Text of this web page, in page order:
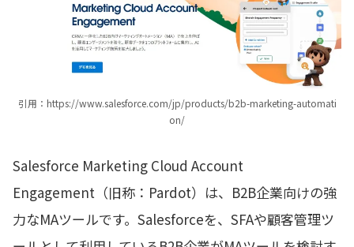
引用：https://www.salesforce.com/jp/products/b2b-marketing-automati
on/
Salesforce Marketing Cloud Account
Engagement（旧称：Pardot）は、B2B企業向けの強
力なMAツールです。Salesforceを、SFAや顧客管理ツ